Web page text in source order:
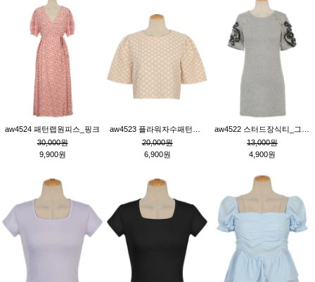
aw4524 패턴랩원피스_핑크
30,000원
9,900원
20,000원
6,900원
13,000원
4,900원